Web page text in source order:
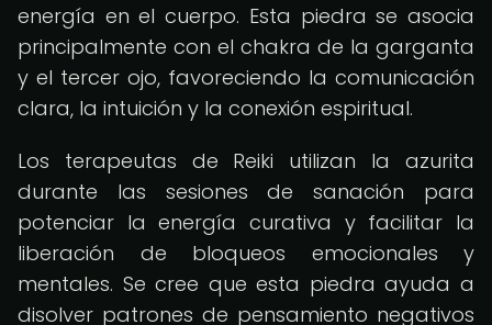
energía en el cuerpo. Esta piedra se asocia
principalmente con el chakra de la garganta
y el tercer ojo, favoreciendo la comunicación
clara, la intuición y la conexión espiritual.
Los terapeutas de Reiki utilizan la azurita
durante las sesiones de sanación para
potenciar la energía curativa y facilitar la
liberación de bloqueos emocionales y
mentales. Se cree que esta piedra ayuda a
disolver patrones de pensamiento negativos